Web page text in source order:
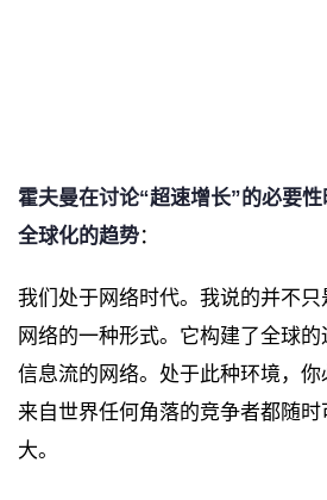
霍夫曼在讨论“超速增长”的必要
全球化的趋势：
我们处于网络时代。我说的并不
网络的一种形式。它构建了全球
信息流的网络。处于此种环境，
来自世界任何角落的竞争者都随
大。